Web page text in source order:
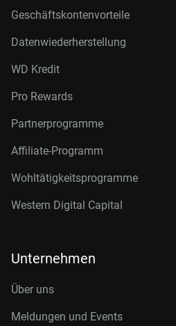
Geschäftskontenvorteile
Datenwiederherstellung
WD Kredit
Pro Rewards
Partnerprogramme
Affiliate-Programm
Wohltätigkeitsprogramme
Western Digital Capital
Unternehmen
Über uns
Meldungen und Events